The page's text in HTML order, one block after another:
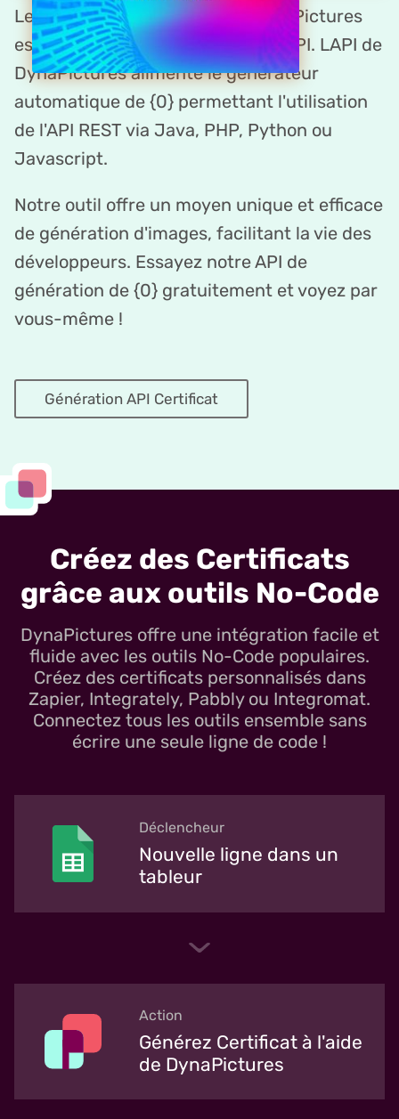
Le créateur de certificat par DynaPictures
est une plateforme centrée sur l'API. LAPI de
DynaPictures alimente le générateur
automatique de {0} permettant l'utilisation
de l'API REST via Java, PHP, Python ou
Javascript.
Notre outil offre un moyen unique et efficace
de génération d'images, facilitant la vie des
développeurs. Essayez notre API de
génération de {0} gratuitement et voyez par
vous-même !
Génération API Certificat
Créez des Certificats
grâce aux outils No-Code
DynaPictures offre une intégration facile et
fluide avec les outils No-Code populaires.
Créez des certificats personnalisés dans
Zapier, Integrately, Pabbly ou Integromat.
Connectez tous les outils ensemble sans
écrire une seule ligne de code !
Déclencheur
Nouvelle ligne dans un
tableur
Action
Générez Certificat à l'aide
de DynaPictures